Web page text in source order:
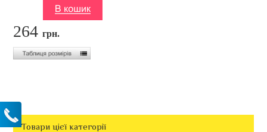
264грн.
Товари цієї категорії